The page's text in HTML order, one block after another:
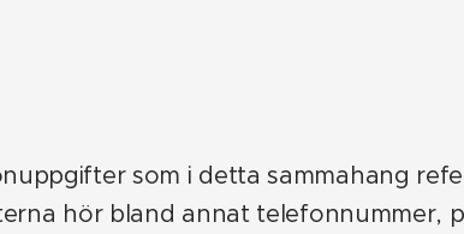
som i detta sammahang
hör bland annat telefonnummer,